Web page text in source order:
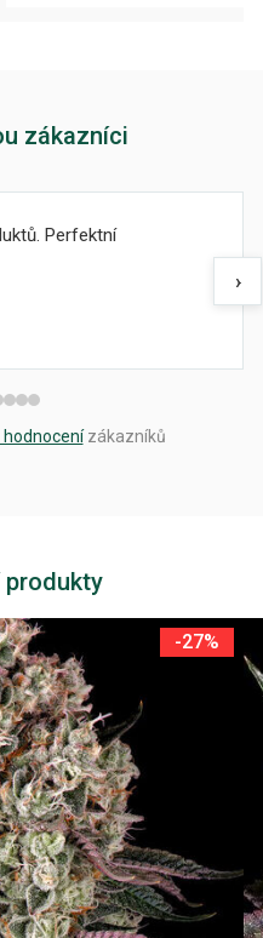
zákazníci
Perfektní
›
hodnocenízákazníků
-27%